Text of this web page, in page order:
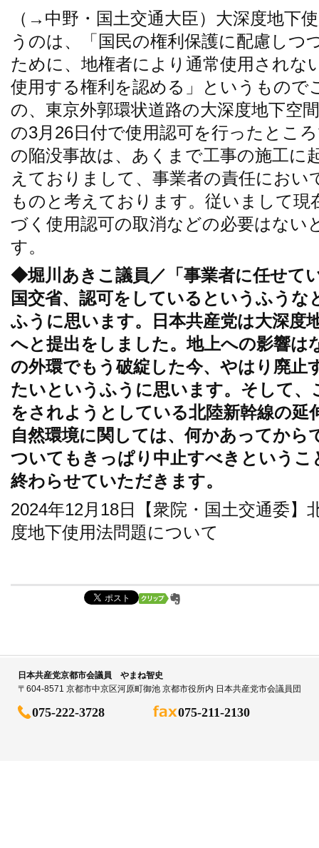
（→中野・国土交通大臣）大深度地下
うのは、「国民の権利保護に配慮しつ
ために、地権者により通常使用されな
使用する権利を認める」というもので
の、東京外郭環状道路の大深度地下空
の3月26日付で使用認可を行ったとこ
の陥没事故は、あくまで工事の施工に
えておりまして、事業者の責任におい
ものと考えております。従いまして現
づく使用認可の取消などの必要はない
す。
◆堀川あきこ議員／「事業者に任せて
国交省、認可をしているというふう
ふうに思います。日本共産党は大深度
へと提出をしました。地上への影響は
の外環でもう破綻した今、やはり廃止
たいというふうに思います。そして、
をされようとしている北陸新幹線の延
自然環境に関しては、何かあってから
ついてもきっぱり中止すべきというこ
終わらせていただきます。
2024年12月18日【衆院・国土交通委】
度地下使用法問題について
日本共産党京都市会議員 やまね智史
〒604-8571 京都市中京区河原町御池 京都市役所内 日本共産党市会議員団
075-222-3728 075-211-2130